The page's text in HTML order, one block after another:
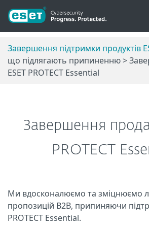
Завершення підтримки продуктів
що підлягають припиненню >
ESET PROTECT Essential
Завершення
PROTECT
Ми вдосконалюємо та зміцнюємо
пропозицій B2B, припиняючи
PROTECT Essential.